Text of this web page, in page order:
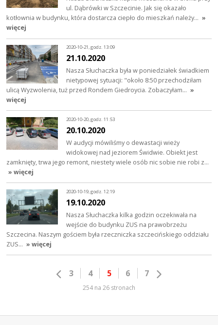
ul. Dąbrówki w Szczecinie. Jak się okazało
kotłownia w budynku, która dostarcza ciepło do mieszkań należy… »
więcej
2020-10-21, godz. 13:09
21.10.2020
Nasza Słuchaczka była w poniedziałek świadkiem
nietypowej sytuacji: "około 8:50 przechodziłam
ulicą Wyzwolenia, tuż przed Rondem Giedroycia. Zobaczyłam… »
więcej
2020-10-20, godz. 11:53
20.10.2020
W audycji mówiliśmy o dewastacji wieży
widokowej nad jeziorem Świdwie. Obiekt jest
zamknięty, trwa jego remont, niestety wiele osób nic sobie nie robi z…
» więcej
2020-10-19, godz. 12:19
19.10.2020
Nasza Słuchaczka kilka godzin oczekiwała na
wejście do budynku ZUS na prawobrzeżu
Szczecina. Naszym gościem była rzeczniczka szczecińskiego oddziału
ZUS… » więcej
3 4 5 6 7
254 na 26 stronach